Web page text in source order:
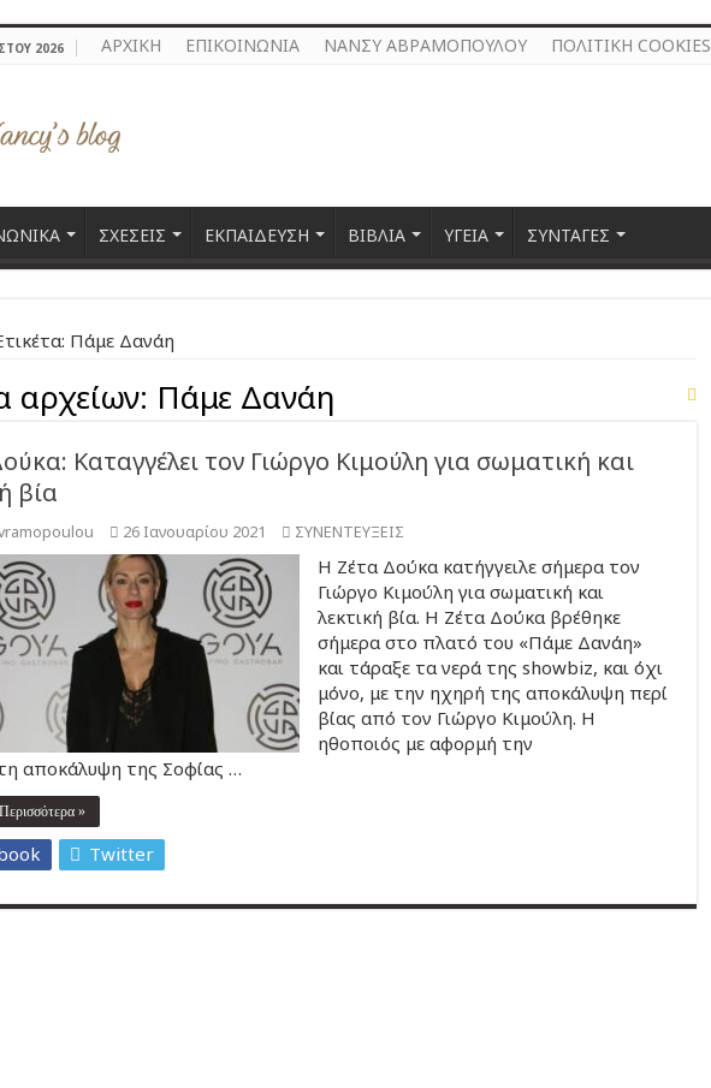
2026 ΑΡΧΙΚΗ ΕΠΙΚΟΙΝΩΝΙΑ ΝΑΝΣΥ ΑΒΡΑΜΟΠΟΥΛΟΥ ΠΟΛΙΤΙΚΗ COOKIES
ΣΧΕΣΕΙΣ ΕΚΠΑΙΔΕΥΣΗ ΒΙΒΛΙΑ ΥΓΕΙΑ ΣΥΝΤΑΓΕΣ
Πάμε Δανάη
αρχείων: Πάμε Δανάη
Καταγγέλει τον Γιώργο Κιμούλη για σωματική και
βία
26 Ιανουαρίου 2021 ΣΥΝΕΝΤΕΥΞΕΙΣ
Η Ζέτα Δούκα κατήγγειλε σήμερα τον
Γιώργο Κιμούλη για σωματική και
λεκτική βία. Η Ζέτα Δούκα βρέθηκε
σήμερα στο πλατό του «Πάμε Δανάη»
και τάραξε τα νερά της showbiz, και όχι
μόνο, με την ηχηρή της αποκάλυψη περί
βίας από τον Γιώργο Κιμούλη. Η
ηθοποιός με αφορμή την
αποκάλυψη της Σοφίας …
»
Twitter